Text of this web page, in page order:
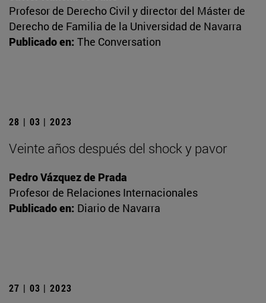
Profesor de Derecho Civil y director del Máster de
Derecho de Familia de la Universidad de Navarra
Publicado en: The Conversation
28 | 03 | 2023
Veinte años después del shock y pavor
Pedro Vázquez de Prada
Profesor de Relaciones Internacionales
Publicado en: Diario de Navarra
27 | 03 | 2023